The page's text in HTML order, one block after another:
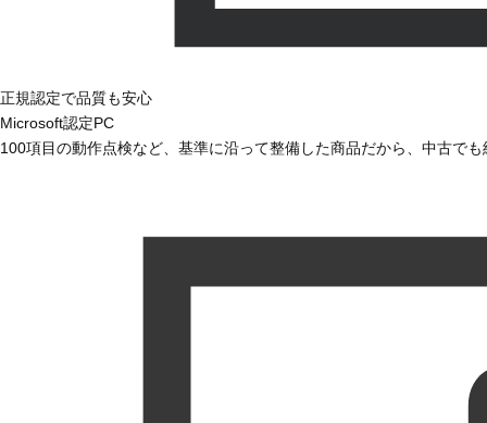
正規認定で品質も安心
Microsoft認定PC
100項目の動作点検など、基準に沿って整備した商品だから、中古で